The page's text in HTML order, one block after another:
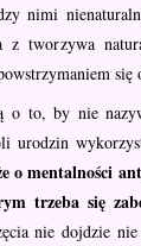
nimi
z tworzywa
o to, by nie
o mentalności
trzeba się
nie dojdzie